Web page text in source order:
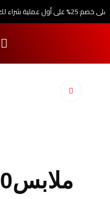
على أول عملية شراء لك!
ملابس50